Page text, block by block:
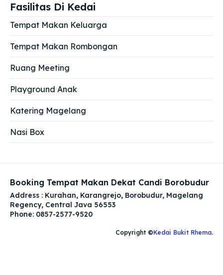
Fasilitas Di Kedai
Tempat Makan Keluarga
Tempat Makan Rombongan
Ruang Meeting
Playground Anak
Katering Magelang
Nasi Box
Booking Tempat Makan Dekat Candi Borobudur
Address : Kurahan, Karangrejo, Borobudur, Magelang
Regency, Central Java 56553
Phone: 0857-2577-9520
Copyright ©Kedai Bukit Rhema.